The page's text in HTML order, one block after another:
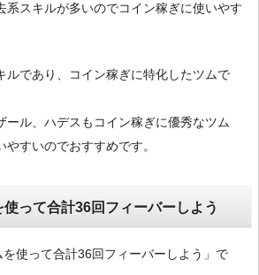
系スキルが多いのでコイン稼ぎに使いやす
ルであり、コイン稼ぎに特化したツムで
ール、ハデスもコイン稼ぎに優秀なツム
すいのでおすすめです。
って合計36回フィーバーしよう
使って合計36回フィーバーしよう」で